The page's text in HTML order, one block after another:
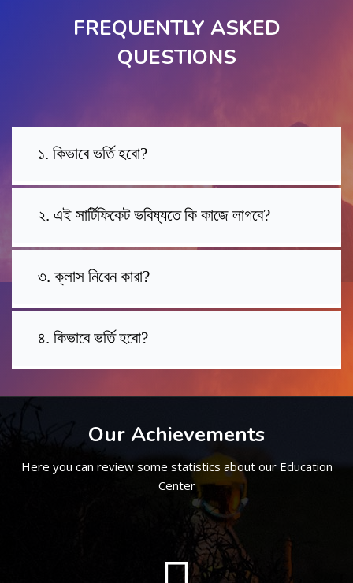
FREQUENTLY ASKED
QUESTIONS
১. কিভাবে ভর্তি হবো?
২. এই সার্টিফিকেট ভবিষ্যতে কি কাজে লাগবে?
৩. ক্লাস নিবেন কারা?
৪. কিভাবে ভর্তি হবো?
Our Achievements
Here you can review some statistics about our Education
Center